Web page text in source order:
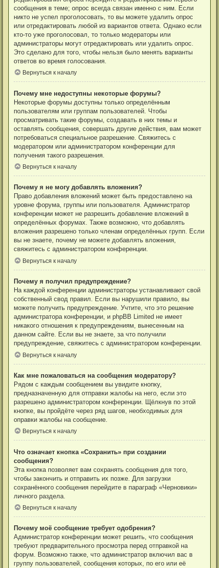
сообщения в теме; опрос всегда связан именно с ним. Если
никто не успел проголосовать, то вы можете удалить опрос
или отредактировать любой из вариантов ответа. Однако если
кто-то уже проголосовал, то только модераторы или
администраторы могут отредактировать или удалить опрос.
Это сделано для того, чтобы нельзя было менять варианты
ответов во время голосования.
Вернуться к началу
Почему мне недоступны некоторые форумы?
Некоторые форумы доступны только определённым
пользователям или группам пользователей. Чтобы
просматривать такие форумы, создавать в них темы и
оставлять сообщения, совершать другие действия, вам может
потребоваться специальное разрешение. Свяжитесь с
модератором или администратором конференции для
получения такого разрешения.
Вернуться к началу
Почему я не могу добавлять вложения?
Право добавления вложений может быть предоставлено на
уровне форума, группы или пользователя. Администратор
конференции может не разрешить добавление вложений в
определённых форумах. Также возможно, что добавлять
вложения разрешено только членам определённых групп. Если
вы не знаете, почему не можете добавлять вложения,
свяжитесь с администратором конференции.
Вернуться к началу
Почему я получил предупреждение?
На каждой конференции администраторы устанавливают свой
собственный свод правил. Если вы нарушили правило, вы
можете получить предупреждение. Учтите, что это решение
администратора конференции, и phpBB Limited не имеет
никакого отношения к предупреждениям, вынесенным на
данном сайте. Если вы не знаете, за что получили
предупреждение, свяжитесь с администратором конференции.
Вернуться к началу
Как мне пожаловаться на сообщения модератору?
Рядом с каждым сообщением вы увидите кнопку,
предназначенную для отправки жалобы на него, если это
разрешено администратором конференции. Щёлкнув по этой
кнопке, вы пройдёте через ряд шагов, необходимых для
оправки жалобы на сообщение.
Вернуться к началу
Что означает кнопка «Сохранить» при создании
сообщения?
Эта кнопка позволяет вам сохранять сообщения для того,
чтобы закончить и отправить их позже. Для загрузки
сохранённого сообщения перейдите в параграф «Черновики»
личного раздела.
Вернуться к началу
Почему моё сообщение требует одобрения?
Администратор конференции может решить, что сообщения
требуют предварительного просмотра перед отправкой на
форум. Возможно также, что администратор включил вас в
группу пользователей, сообщения которых, по его или её